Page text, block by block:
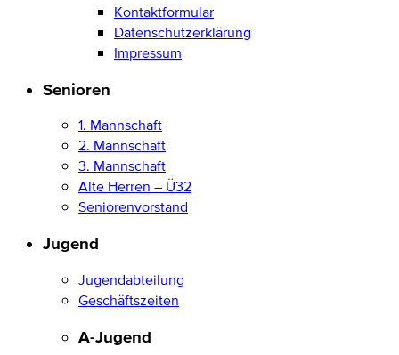
Kontaktformular
Datenschutzerklärung
Impressum
Senioren
1. Mannschaft
2. Mannschaft
3. Mannschaft
Alte Herren – Ü32
Seniorenvorstand
Jugend
Jugendabteilung
Geschäftszeiten
A-Jugend